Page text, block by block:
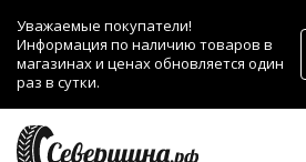
Уважаемые покупатели!
Информация по наличию товаров в
магазинах и ценах обновляется один
раз в сутки.